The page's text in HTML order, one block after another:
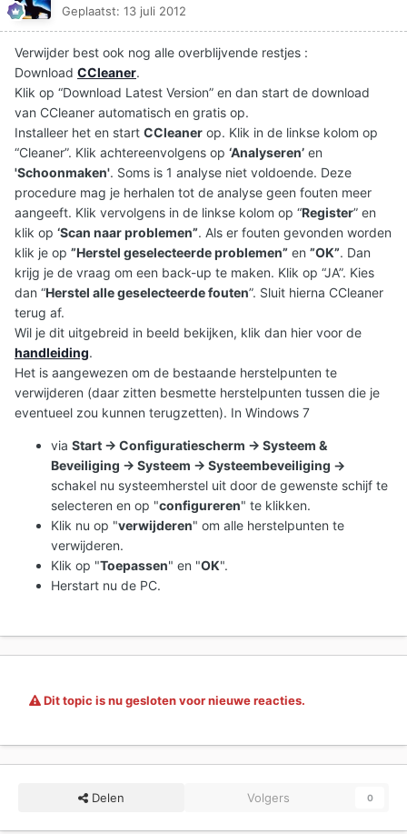
Geplaatst: 13 juli 2012
Verwijder best ook nog alle overblijvende restjes :
Download CCleaner.
Klik op “Download Latest Version” en dan start de download
van CCleaner automatisch en gratis op.
Installeer het en start CCleaner op. Klik in de linkse kolom op
“Cleaner”. Klik achtereenvolgens op ‘Analyseren’ en
'Schoonmaken'. Soms is 1 analyse niet voldoende. Deze
procedure mag je herhalen tot de analyse geen fouten meer
aangeeft. Klik vervolgens in de linkse kolom op “Register” en
klik op ‘Scan naar problemen”. Als er fouten gevonden worden
klik je op ”Herstel geselecteerde problemen” en ”OK”. Dan
krijg je de vraag om een back-up te maken. Klik op “JA”. Kies
dan “Herstel alle geselecteerde fouten”. Sluit hierna CCleaner
terug af.
Wil je dit uitgebreid in beeld bekijken, klik dan hier voor de
handleiding.
Het is aangewezen om de bestaande herstelpunten te
verwijderen (daar zitten besmette herstelpunten tussen die je
eventueel zou kunnen terugzetten). In Windows 7
via Start -> Configuratiescherm -> Systeem &
Beveiliging -> Systeem -> Systeembeveiliging ->
schakel nu systeemherstel uit door de gewenste schijf te
selecteren en op "configureren" te klikken.
Klik nu op "verwijderen" om alle herstelpunten te
verwijderen.
Klik op "Toepassen" en "OK".
Herstart nu de PC.
Dit topic is nu gesloten voor nieuwe reacties.
Delen Volgers 0